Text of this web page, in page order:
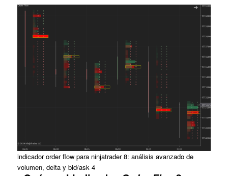
indicador order flow para ninjatrader 8: análisis avanzado de
volumen, delta y bid/ask 4